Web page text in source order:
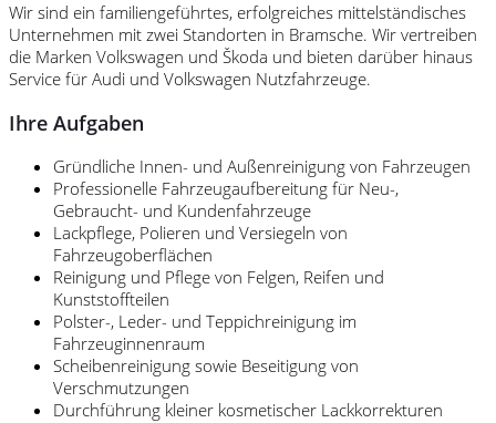
Wir sind ein familiengeführtes, erfolgreiches mittelständisches
Unternehmen mit zwei Standorten in Bramsche. Wir vertreiben
die Marken Volkswagen und Škoda und bieten darüber hinaus
Service für Audi und Volkswagen Nutzfahrzeuge.
Ihre Aufgaben
Gründliche Innen- und Außenreinigung von Fahrzeugen
Professionelle Fahrzeugaufbereitung für Neu-,
Gebraucht- und Kundenfahrzeuge
Lackpflege, Polieren und Versiegeln von
Fahrzeugoberflächen
Reinigung und Pflege von Felgen, Reifen und
Kunststoffteilen
Polster-, Leder- und Teppichreinigung im
Fahrzeuginnenraum
Scheibenreinigung sowie Beseitigung von
Verschmutzungen
Durchführung kleiner kosmetischer Lackkorrekturen